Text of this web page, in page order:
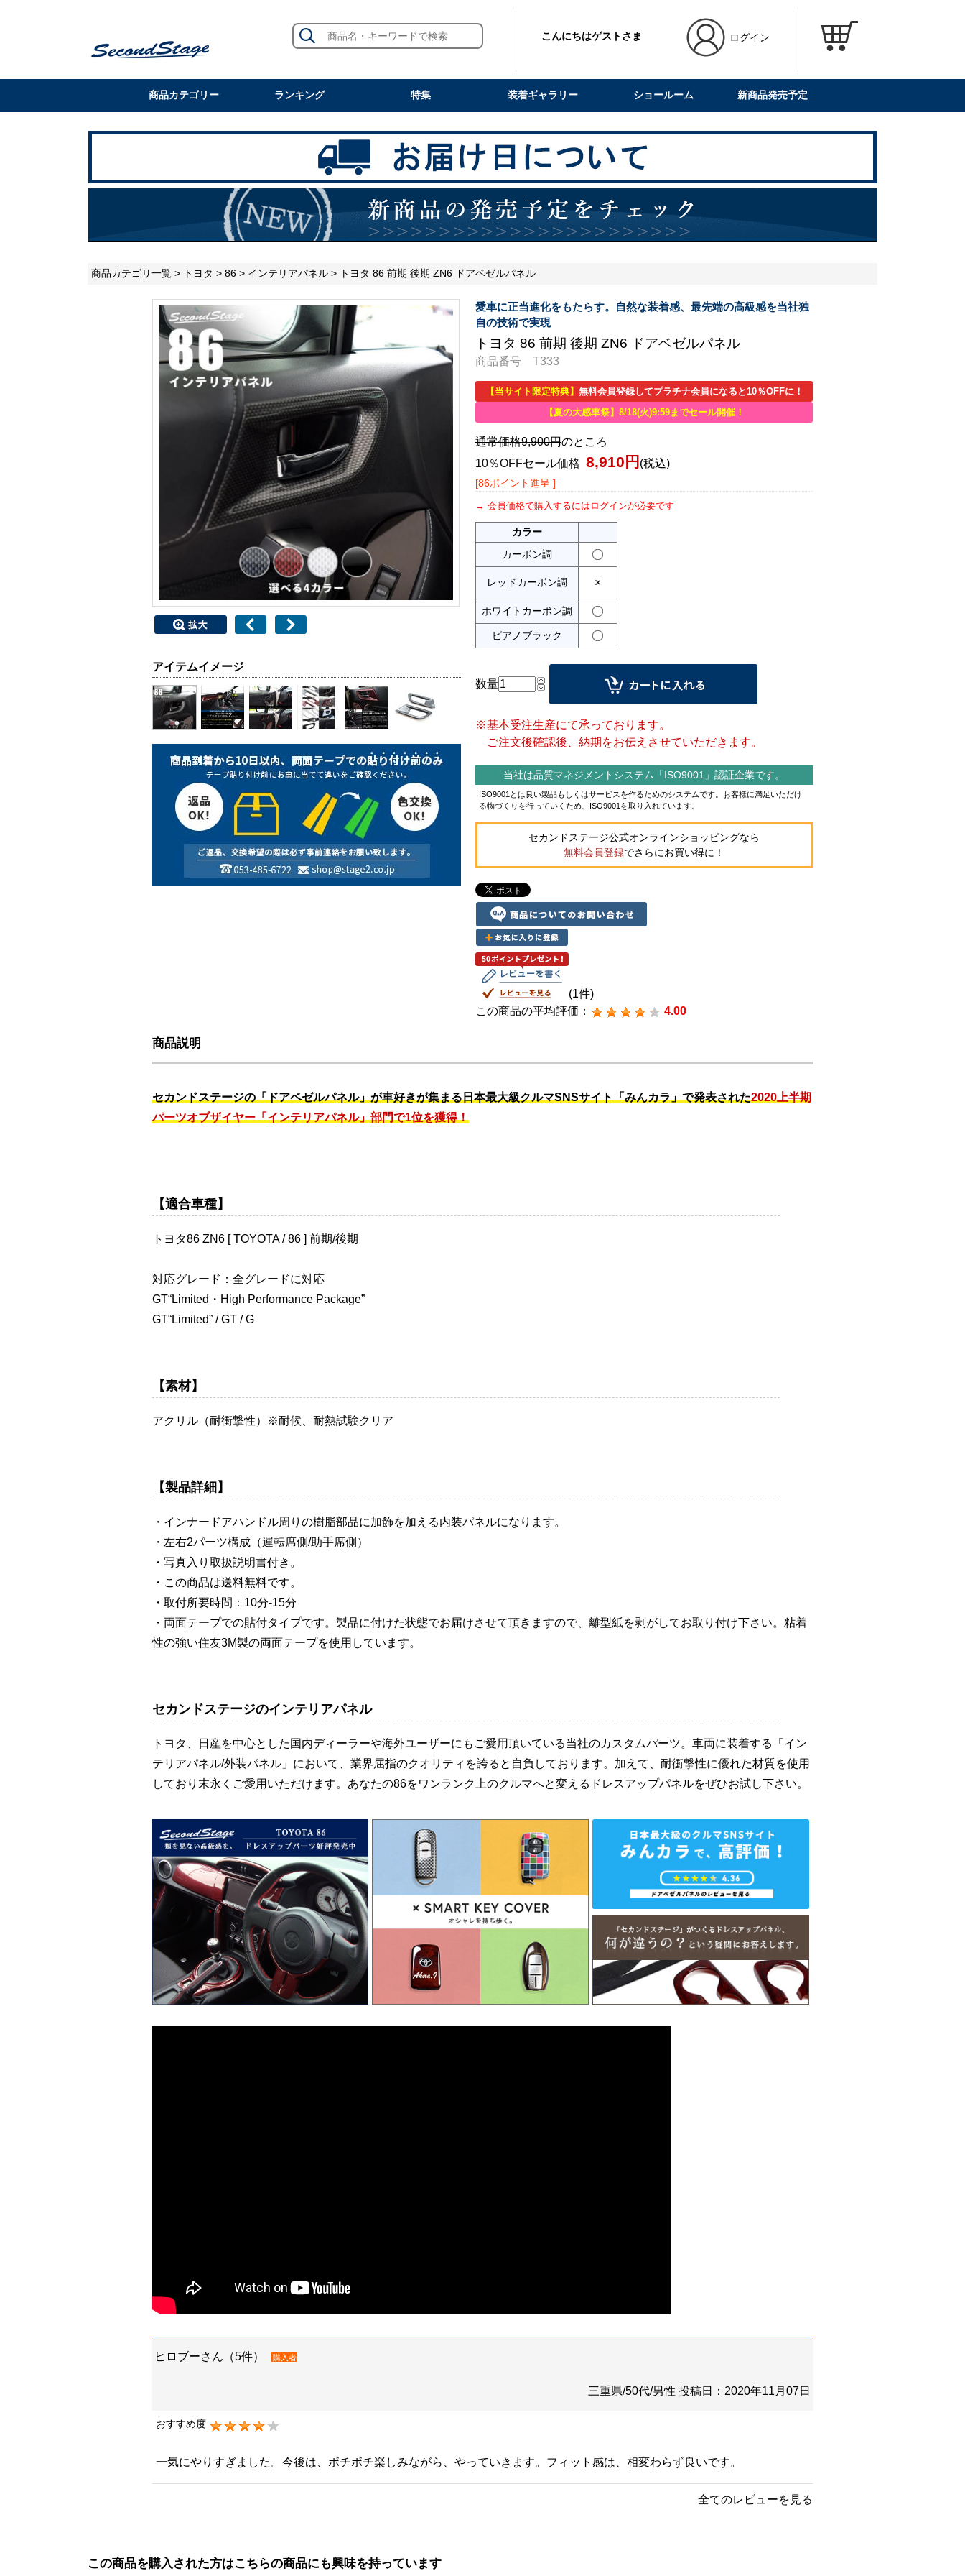
こんにちはゲストさま ログイン
商品カテゴリー ランキング 特集 装着ギャラリー ショールーム 新商品発売予定
商品カテゴリ一覧 > トヨタ > 86 > インテリアパネル > トヨタ 86 前期 後期 ZN6 ドアベゼルパネル
愛車に正当進化をもたらす。自然な装着感、最先端の高級感を当社独
自の技術で実現
トヨタ 86 前期 後期 ZN6 ドアベゼルパネル
商品番号 T333
【当サイト限定特典】 無料会員登録してプラチナ会員になると10％OFFに！
【夏の大感車祭】8/18(火)9:59までセール開催！
通常価格9,900円のところ
10％OFFセール価格 8,910円 (税込)
[86ポイント進呈 ]
会員価格で購入するにはログインが必要です
カラー
カーボン調
レッドカーボン調 ×
ホワイトカーボン調
ピアノブラック
数量
※基本受注生産にて承っております。
ご注文後確認後、納期をお伝えさせていただきます。
当社は品質マネジメントシステム「ISO9001」認証企業です。
ISO9001とは良い製品もしくはサービスを作るためのシステムです。お客様に満足いただけ
る物づくりを行っていくため、ISO9001を取り入れています。
セカンドステージ公式オンラインショッピングなら
無料会員登録でさらにお買い得に！
(1件)
この商品の平均評価：
4.00
アイテムイメージ
商品説明
セカンドステージの「ドアベゼルパネル」が車好きが集まる日本最大級クルマSNSサイト「みんカラ」で発表された2020上半期
パーツオブザイヤー「インテリアパネル」部門で1位を獲得！
【適合車種】
トヨタ86 ZN6 [ TOYOTA / 86 ] 前期/後期
対応グレード：全グレードに対応
GT“Limited・High Performance Package”
GT“Limited” / GT / G
【素材】
アクリル（耐衝撃性）※耐候、耐熱試験クリア
【製品詳細】
・インナードアハンドル周りの樹脂部品に加飾を加える内装パネルになります。
・左右2パーツ構成（運転席側/助手席側）
・写真入り取扱説明書付き。
・この商品は送料無料です。
・取付所要時間：10分-15分
・両面テープでの貼付タイプです。製品に付けた状態でお届けさせて頂きますので、離型紙を剥がしてお取り付け下さい。粘着
性の強い住友3M製の両面テープを使用しています。
セカンドステージのインテリアパネル
トヨタ、日産を中心とした国内ディーラーや海外ユーザーにもご愛用頂いている当社のカスタムパーツ。車両に装着する「イン
テリアパネル/外装パネル」において、業界屈指のクオリティを誇ると自負しております。加えて、耐衝撃性に優れた材質を使用
しており末永くご愛用いただけます。あなたの86をワンランク上のクルマへと変えるドレスアップパネルをぜひお試し下さい。
ヒロブーさん（5件） 購入者
三重県/50代/男性 投稿日：2020年11月07日
おすすめ度
一気にやりすぎました。今後は、ボチボチ楽しみながら、やっていきます。フィット感は、相変わらず良いです。
全てのレビューを見る
この商品を購入された方はこちらの商品にも興味を持っています